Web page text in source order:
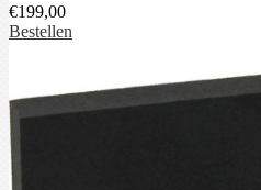
€199,00
Bestellen